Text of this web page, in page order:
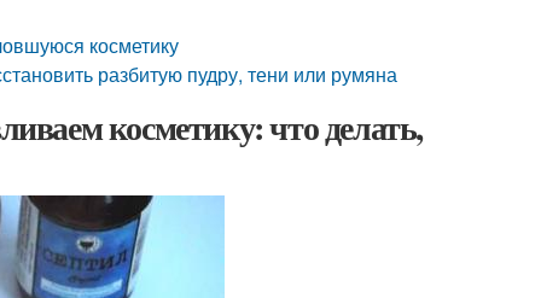
косметику
разбитую пудру, тени или румяна
косметику: что делать,